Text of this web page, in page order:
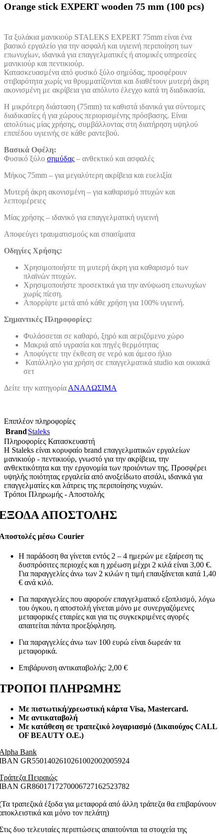
Orange stick EXPERT wooden 75 mm (100 pcs)
Τα ξυλάκια μανικιούρ STALEKS EXPERT 75mm είναι ένα
βασικό εργαλείο για την ασφαλή και υγιεινή περιποίηση των
επωνυχίων, ιδανικά για επαγγελματικές ή ατομικές υπηρεσίες
μανικιούρ και πεντικιούρ.
Κατασκευασμένα από φυσικό ξύλο σημύδας, προσφέρουν
στιβαρότητα χωρίς να θρυμματίζονται και διαθέτουν μυτερή άκρη
ακονισμένη με ακρίβεια για απόλυτο έλεγχο κατά τη διαδικασία.
Η μικρότερη διάσταση (75mm) τα καθιστά ιδανικά για σύντομες
διαδικασίες ή για χώρους περιορισμένης πρόσβασης. Είναι
απολύτως μίας χρήσης, συμβάλλοντας στη διατήρηση υψηλού
επιπέδου υγιεινής σε κάθε ραντεβού.
Βασικά Οφέλη:
Φυσικό ξύλο σημύδας – ανθεκτικό και ασφαλές
Μήκος 75mm – για μεγαλύτερη ακρίβεια και ευελιξία
Μυτερή άκρη ακονισμένη – για καθαρισμό πτυχών και
λεπτομέρειες
Μίας χρήσης – ιδανικό για επαγγελματική υγιεινή
Αποφεύγει τραυματισμούς και σπασίματα
Οδηγίες Χρήσης:
Χρησιμοποιήστε τη μυτερή άκρη για καθαρισμό των
πλαϊνών πτυχών.
Χρησιμοποιήστε προσεκτικά για την ανύψωση επωνυχίων
χωρίς πίεση.
Απορρίψτε μετά από κάθε χρήση για 100% υγιεινή.
Σημαντικές Πληροφορίες:
Φυλάσσεται σε καθαρό, ξηρό και αεριζόμενο χώρο
Μακριά από υγρασία και πηγές θερμότητας
Αποφύγετε την έκθεση σε νερό και άμεσο ήλιο
Κατάλληλο για χρήση σε επαγγελματικά studio και οικιακά
σετ
Δείτε την κατηγορία ΑΝΑΛΩΣΙΜΑ
Επιπλέον πληροφορίες
Brand Staleks
Πληροφορίες Κατασκευαστή
Η Staleks είναι κορυφαίο brand επαγγελματικών εργαλείων
μανικιούρ - πεντικιούρ, γνωστό για την ακρίβεια, την
ανθεκτικότητα και την εργονομία των προιόντων της. Προσφέρει
υψηλής ποιότητας εργαλεία από ανοξείδωτο ατσάλι, ιδανικά για
επαγγελματίες και λάτρεις της περιποίησης νυχιών.
Τρόποι Πληρωμής - Αποστολής
ΑΠΟΣΤΟΛΗΣ
μέσω Courier
Η παράδοση θα γίνεται εντός 2 – 4 ημερών με εξαίρεση τις
δυσπρόσιτες περιοχές και η χρέωση μέχρι 2 κιλά είναι 3,00 €.
Για παραγγελίες άνω των 2 κιλών η τιμή επαυξάνεται κατά 1,40
€ ανά κιλό.
Για παραγγελίες που αφορούν επαγγελματικό εξοπλισμό, λόγω
του όγκου, η αποστολή γίνεται μόνο με συνεργαζόμενες
μεταφορικές εταιρίες και για τις συγκεκριμένες αγορές
απαιτείται πάντα προεξόφληση.
Για παραγγελίες άνω των 100 ευρώ είναι δωρεάν τα
μεταφορικά.
Επιβάρυνση αντικαταβολής: 2,00 €
ΠΛΗΡΩΜΗΣ
Με πιστωτική/χρεωστική κάρτα Visa, Mastercard.
Με αντικαταβολή
Με κατάθεση σε τραπεζικό λογαριασμό (Δικαιούχος CALL
OF BEAUTY O.E.)
Bank
GR5501402610261002002005924
Πειραιώς
GR8601717270006727162523782
τραπεζικά έξοδα για μεταφορά από άλλη τράπεζα θα επιβαρύνουν
και μόνο τον πελάτη)
δυο τελευταίες περιπτώσεις απαιτούνται τα στοιχεία της